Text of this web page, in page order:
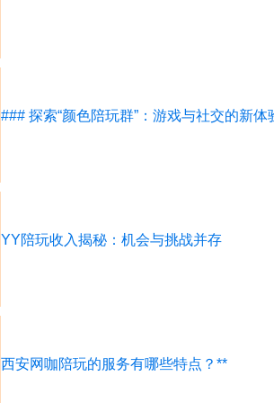
### 探索“颜色陪玩群”：游戏与社交的新体
YY陪玩收入揭秘：机会与挑战并存
西安网咖陪玩的服务有哪些特点？**